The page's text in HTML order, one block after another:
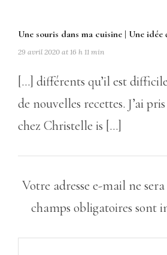
Une souris dans ma cuisine | Une
29 avril 2020 at 16 h 11 min
[…] différents qu’il est
de nouvelles recettes. J’ai
chez Christelle is […]
Votre adresse e-mail ne
champs obligatoires sont